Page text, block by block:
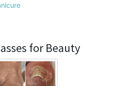
for Beauty